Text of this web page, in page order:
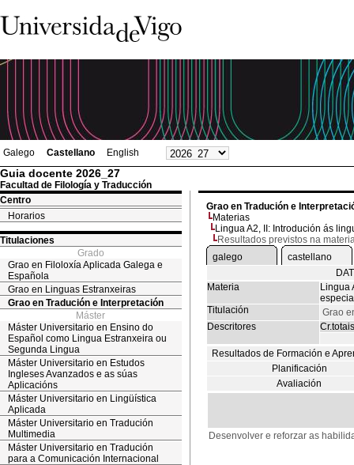
Galego Castellano English
Guia docente 2026_27
Facultad de Filología y Traducción
Centro
Horarios
Titulaciones
Grado
Grao en Filoloxía Aplicada Galega e
Española
Grao en Linguas Estranxeiras
Grao en Tradución e Interpretación
Máster
Máster Universitario en Ensino do
Español como Lingua Estranxeira ou
Segunda Lingua
Máster Universitario en Estudos
Ingleses Avanzados e as súas
Aplicacións
Máster Universitario en Lingüística
Aplicada
Máster Universitario en Tradución
Multimedia
Máster Universitario en Tradución
para a Comunicación Internacional
Grao en Tradución e
Materias
Lingua A2, II: Introdución ás
Resultados previstos na
galego
castellano
Materia
Lingua
Titulación
Grao
Descritores
Cr.totais
Resultados de Formación e
Planificación
Avaliación
Desenvolver e reforzar as